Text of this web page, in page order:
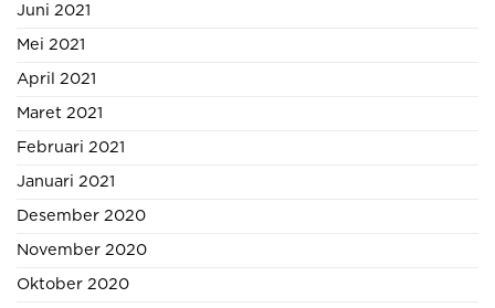
Juni 2021
Mei 2021
April 2021
Maret 2021
Februari 2021
Januari 2021
Desember 2020
November 2020
Oktober 2020